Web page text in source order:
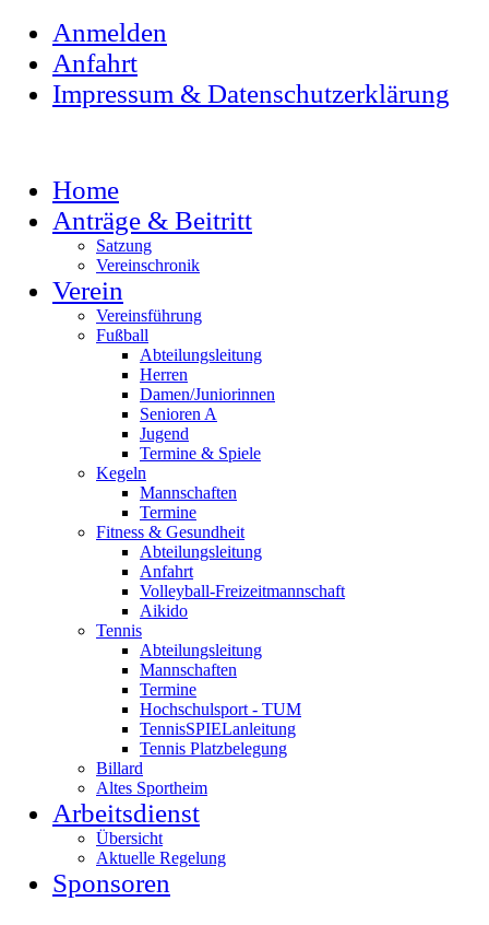
Anmelden
Anfahrt
Impressum & Datenschutzerklärung
Home
Anträge & Beitritt
Satzung
Vereinschronik
Verein
Vereinsführung
Fußball
Abteilungsleitung
Herren
Damen/Juniorinnen
Senioren A
Jugend
Termine & Spiele
Kegeln
Mannschaften
Termine
Fitness & Gesundheit
Abteilungsleitung
Anfahrt
Volleyball-Freizeitmannschaft
Aikido
Tennis
Abteilungsleitung
Mannschaften
Termine
Hochschulsport - TUM
TennisSPIELanleitung
Tennis Platzbelegung
Billard
Altes Sportheim
Arbeitsdienst
Übersicht
Aktuelle Regelung
Sponsoren